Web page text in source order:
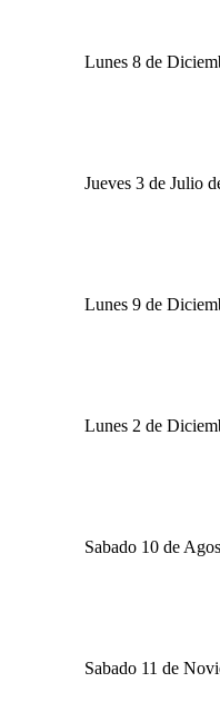
Lunes 8 de
Jueves 3 de Julio
Lunes 9 de
Lunes 2 de
Sabado 10 de
Sabado 11 de